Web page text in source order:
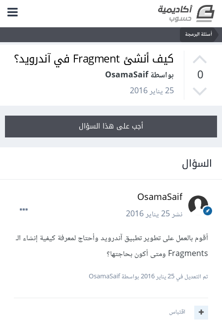
أسئلة البرمجة
0
كيف أنشئ Fragment في آندرويد؟
بواسطة OsamaSaif
25 يناير 2016
أجب على هذا السؤال
السؤال
OsamaSaif
نشر25 يناير 2016
أقوم بالعمل على تطوير تطبيق آندرويد وأحتاج لمعرفة كيفية إنشاء الـ
Fragments ومتى أكون بحاجتها؟
تم التعديل في25 يناير 2016 بواسطة OsamaSaif
اقتباس